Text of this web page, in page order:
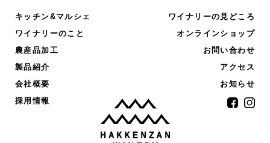
キッチン&マルシェ
ワイナリーのこと
農産品加工
製品紹介
会社概要
採用情報
ワイナリーの見どころ
オンラインショップ
お問い合わせ
アクセス
お知らせ